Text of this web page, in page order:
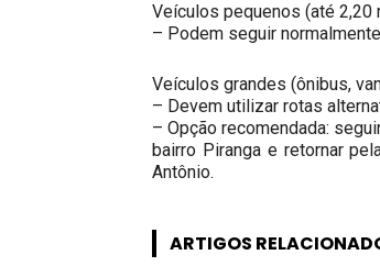
Veículos pequenos (até 2,20
– Podem seguir
Veículos grandes (ônibus,
– Devem utilizar rotas
– Opção recomendada:
bairro Piranga e retornar
Antônio.
ARTIGOS